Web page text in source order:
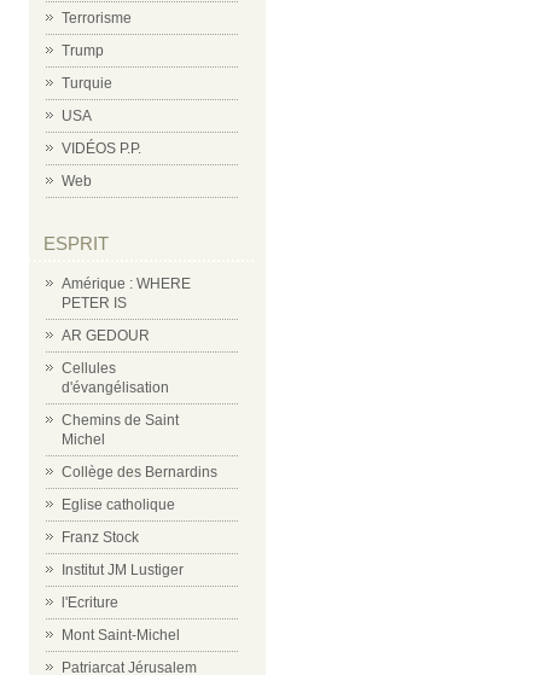
Terrorisme
Trump
Turquie
USA
VIDÉOS P.P.
Web
ESPRIT
Amérique : WHERE
PETER IS
AR GEDOUR
Cellules
d'évangélisation
Chemins de Saint
Michel
Collège des Bernardins
Eglise catholique
Franz Stock
Institut JM Lustiger
l'Ecriture
Mont Saint-Michel
Patriarcat Jérusalem